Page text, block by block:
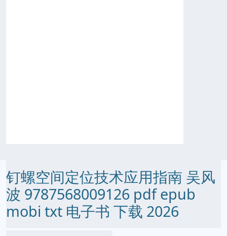
钉螺空间定位技术应用指南 吴风
波 9787568009126 pdf epub
mobi txt 电子书 下载 2026